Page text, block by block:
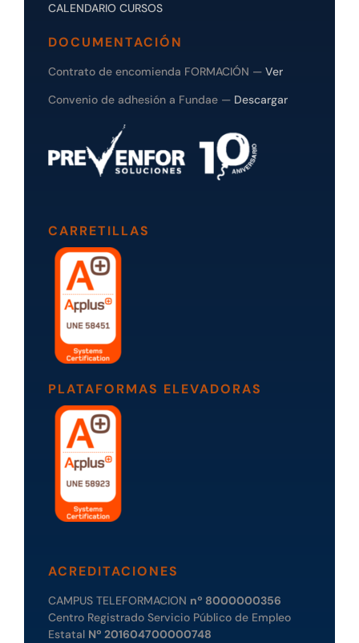
CALENDARIO CURSOS
DOCUMENTACIÓN
Contrato de encomienda FORMACIÓN — Ver
Convenio de adhesión a Fundae — Descargar
CARRETILLAS
PLATAFORMAS ELEVADORAS
ACREDITACIONES
CAMPUS TELEFORMACION nº 8000000356
Centro Registrado Servicio Público de Empleo
Estatal Nº 201604700000748